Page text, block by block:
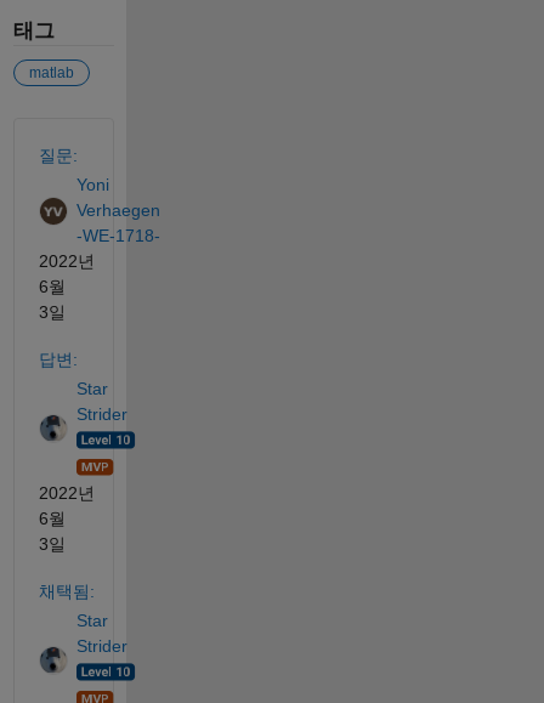
태그
matlab
질문:
Yoni
Verhaegen
-WE-1718-
2022년
6월
3일
답변:
Star
Strider
2022년
6월
3일
채택됨:
Star
Strider